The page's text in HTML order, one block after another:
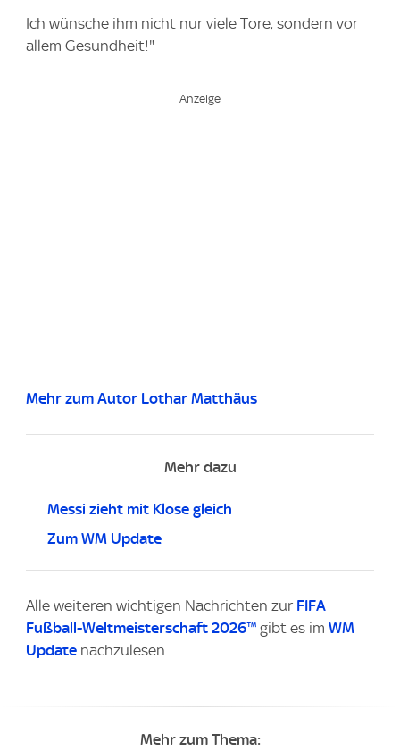
Ich wünsche ihm nicht nur viele Tore, sondern vor
allem Gesundheit!"
Mehr zum Autor Lothar Matthäus
Mehr dazu
Messi zieht mit Klose gleich
Zum WM Update
Alle weiteren wichtigen Nachrichten zur FIFA
Fußball-Weltmeisterschaft 2026™ gibt es im WM
Update nachzulesen.
Mehr zum Thema: